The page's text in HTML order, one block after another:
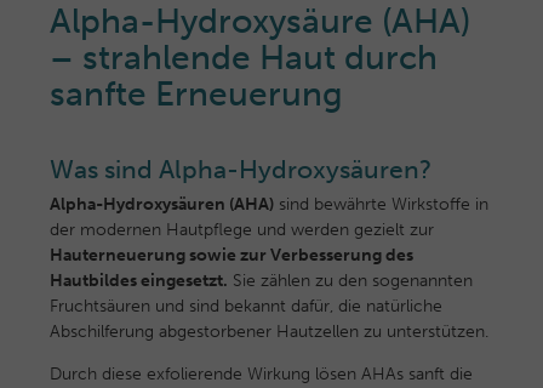
Alpha-Hydroxysäure (AHA)
– strahlende Haut durch
sanfte Erneuerung
Was sind Alpha-Hydroxysäuren?
Alpha-Hydroxysäuren (AHA) sind bewährte Wirkstoffe in
der modernen Hautpflege und werden gezielt zur
Hauterneuerung sowie zur Verbesserung des
Hautbildes eingesetzt. Sie zählen zu den sogenannten
Fruchtsäuren und sind bekannt dafür, die natürliche
Abschilferung abgestorbener Hautzellen zu unterstützen.
Durch diese exfolierende Wirkung lösen AHAs sanft die